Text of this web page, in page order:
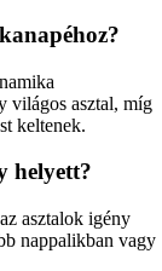
világos asztal, míg
keltenek.
helyett?
asztalok igény
nappalikban vagy